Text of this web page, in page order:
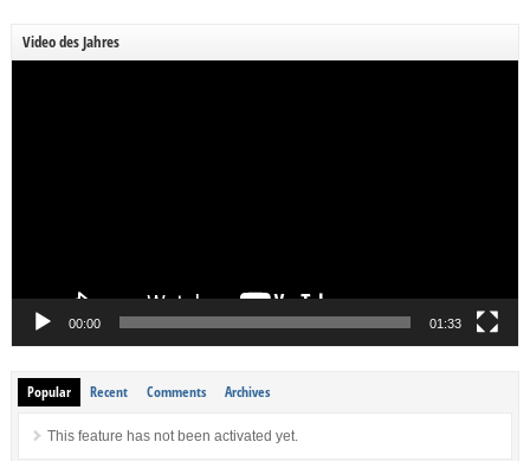
Video des Jahres
00:00 01:33
Popular Recent Comments Archives
This feature has not been activated yet.